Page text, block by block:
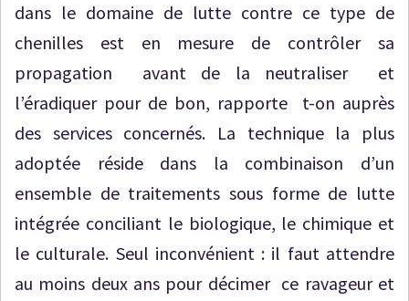
dans le domaine de lutte contre ce type de
chenilles est en mesure de contrôler sa
propagation avant de la neutraliser et
l’éradiquer pour de bon, rapporte t-on auprès
des services concernés. La technique la plus
adoptée réside dans la combinaison d’un
ensemble de traitements sous forme de lutte
intégrée conciliant le biologique, le chimique et
le culturale. Seul inconvénient : il faut attendre
au moins deux ans pour décimer ce ravageur et